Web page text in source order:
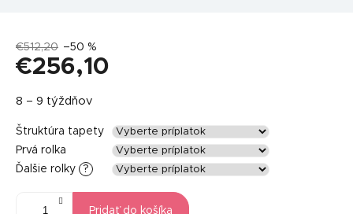
€512,20 –50 %
€256,10
cena:
8 – 9 týždňov
Štruktúra tapety
Prvá rolka
Ďalšie rolky
?
Pridať do košíka